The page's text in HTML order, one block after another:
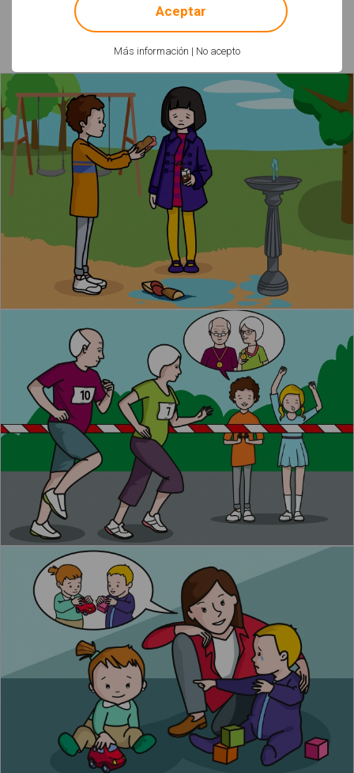
Láminas relacionadas
Más información | No acepto
Aceptar